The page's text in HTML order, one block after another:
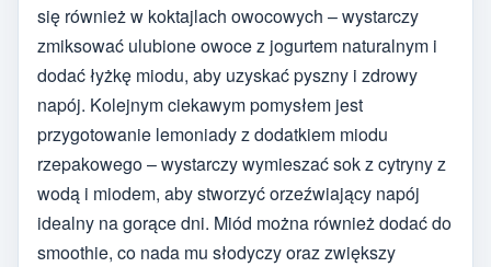
się również w koktajlach owocowych – wystarczy
zmiksować ulubione owoce z jogurtem naturalnym i
dodać łyżkę miodu, aby uzyskać pyszny i zdrowy
napój. Kolejnym ciekawym pomysłem jest
przygotowanie lemoniady z dodatkiem miodu
rzepakowego – wystarczy wymieszać sok z cytryny z
wodą i miodem, aby stworzyć orzeźwiający napój
idealny na gorące dni. Miód można również dodać do
smoothie, co nada mu słodyczy oraz zwiększy